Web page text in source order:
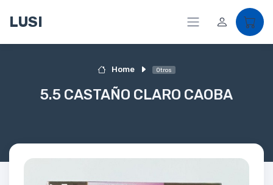
LUSI
Home Otros
5.5 CASTAÑO CLARO CAOBA